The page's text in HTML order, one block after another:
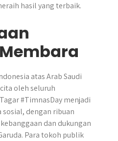
hasil yang terbaik.
atas Arab Saudi
oleh seluruh
#TimnasDay menjadi
dengan ribuan
dan dukungan
Para tokoh publik